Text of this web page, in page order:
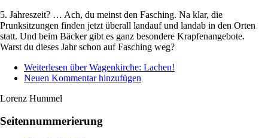
5. Jahreszeit? … Ach, du meinst den Fasching. Na klar, die
Prunksitzungen finden jetzt überall landauf und landab in den Orten
statt. Und beim Bäcker gibt es ganz besondere Krapfenangebote.
Warst du dieses Jahr schon auf Fasching weg?
Weiterlesen über Wagenkirche: Lachen!
Neuen Kommentar hinzufügen
Lorenz Hummel
Seitennummerierung